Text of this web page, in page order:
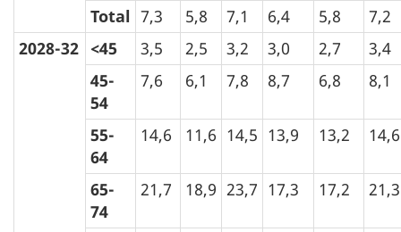
Total 7,3 5,8 7,1 6,4 5,8
7,2
2028-32 <45 3,5 2,5 3,2 3,0 2,7
3,4
45-
54
7,6 6,1 7,8 8,7 6,8 8,1
55-
64
14,6 11,6 14,5 13,9 13,2 14,6
65-
74
21,7 18,9 23,7 17,3 17,2 21,3